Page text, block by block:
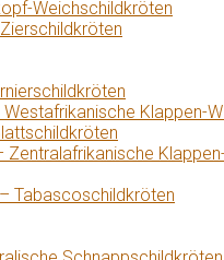
Weichschildkröten
Klappen-
Zentralafrikanische
Tabascoschildkröten